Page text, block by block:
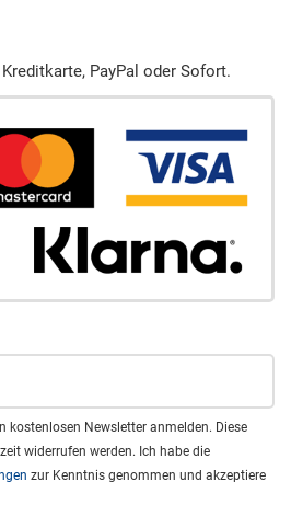
PayPal oder Sofort.
kostenlosen Newsletter anmelden. Diese
widerrufen werden. Ich habe die
zur Kenntnis genommen und akzeptiere